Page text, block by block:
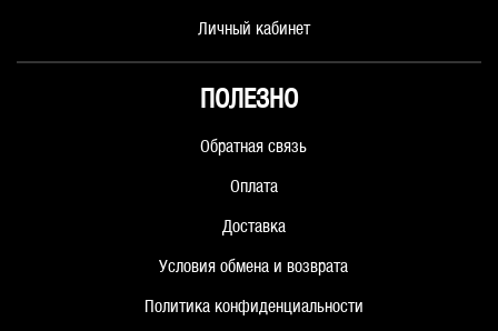
Личный кабинет
ПОЛЕЗНО
Обратная связь
Оплата
Доставка
Условия обмена и возврата
Политика конфиденциальности